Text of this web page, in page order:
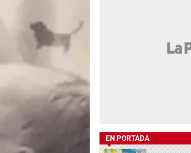
EN PORTADA